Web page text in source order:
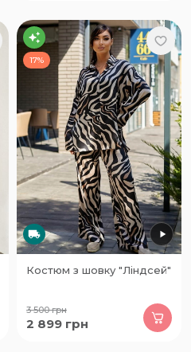
17%
Костюм з шовку "Ліндсей"
3 500грн
2 899 грн